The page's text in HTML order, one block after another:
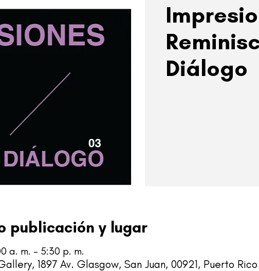
Diálogo
publicación y lugar
a. m. – 5:30 p. m.
1897 Av. Glasgow, San Juan, 00921, Puerto Rico